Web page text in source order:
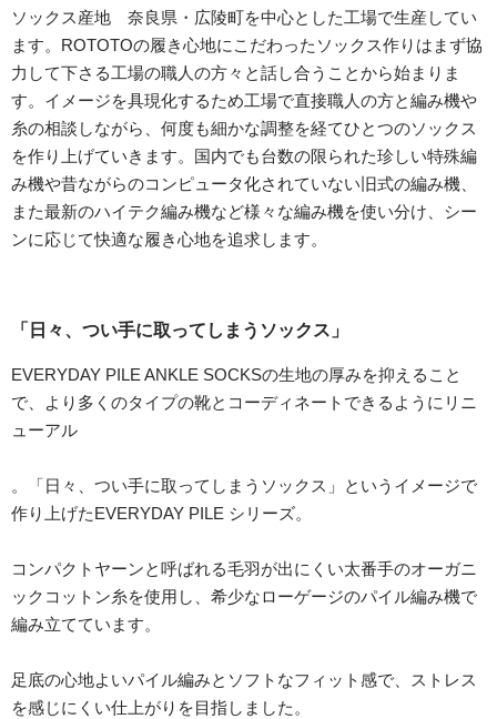
ソックス産地 奈良県・広陵町を中心とした工場で生産してい
ます。ROTOTOの履き心地にこだわったソックス作りはまず協
力して下さる工場の職人の方々と話し合うことから始まりま
す。イメージを具現化するため工場で直接職人の方と編み機や
糸の相談しながら、何度も細かな調整を経てひとつのソックス
を作り上げていきます。国内でも台数の限られた珍しい特殊編
み機や昔ながらのコンピュータ化されていない旧式の編み機、
また最新のハイテク編み機など様々な編み機を使い分け、シー
ンに応じて快適な履き心地を追求します。
「日々、つい手に取ってしまうソックス」
EVERYDAY PILE ANKLE SOCKSの生地の厚みを抑えること
で、より多くのタイプの靴とコーディネートできるようにリニ
ューアル
。「日々、つい手に取ってしまうソックス」というイメージで
作り上げたEVERYDAY PILE シリーズ。
コンパクトヤーンと呼ばれる毛羽が出にくい太番手のオーガニ
ックコットン糸を使用し、希少なローゲージのパイル編み機で
編み立てています。
足底の心地よいパイル編みとソフトなフィット感で、ストレス
を感じにくい仕上がりを目指しました。